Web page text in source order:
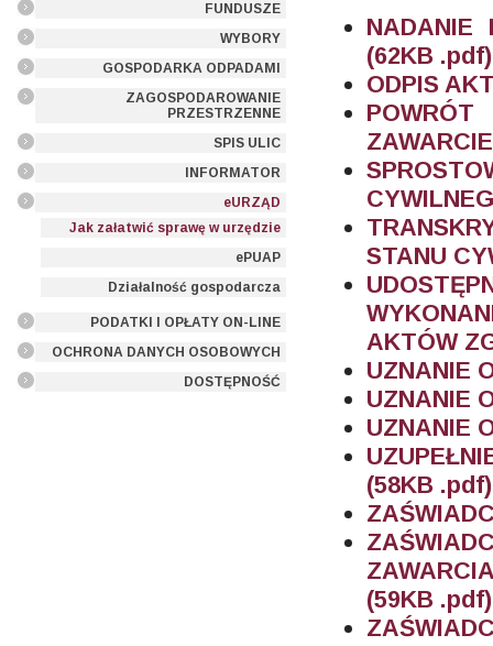
FUNDUSZE
WYBORY
GOSPODARKA ODPADAMI
ZAGOSPODAROWANIE
PRZESTRZENNE
SPIS ULIC
INFORMATOR
eURZĄD
Jak załatwić sprawę w urzędzie
ePUAP
Działalność gospodarcza
PODATKI I OPŁATY ON-LINE
OCHRONA DANYCH OSOBOWYCH
DOSTĘPNOŚĆ
NADANIE
(62KB .pdf)
ODPIS
STANU
AKTÓW
UZNANIE
UZNANIE
UZNANIE
(58KB .pdf)
(59KB .pdf)